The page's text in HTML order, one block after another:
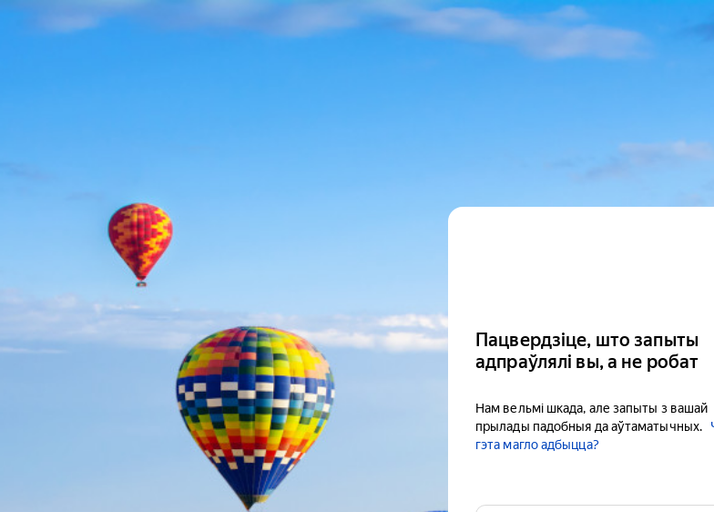
Пацвердзіце, што запыты
адпраўлялі вы, а не робат
Нам вельмі шкада, але запыты з вашай
прылады падобныя да аўтаматычных.
гэта магло адбыцца?